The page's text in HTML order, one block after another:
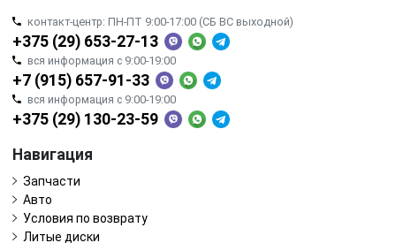
контакт-центр: ПН-ПТ 9:00-17:00 (СБ ВС выходной)
+375 (29) 653-27-13
вся информация с 9:00-19:00
+7 (915) 657-91-33
вся информация с 9:00-19:00
+375 (29) 130-23-59
Навигация
Запчасти
Авто
Условия по возврату
Литые диски